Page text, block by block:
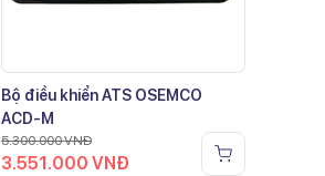
Bộ điều khiển ATS OSEMCO
ACD-M
5.300.000VNĐ
3.551.000VNĐ